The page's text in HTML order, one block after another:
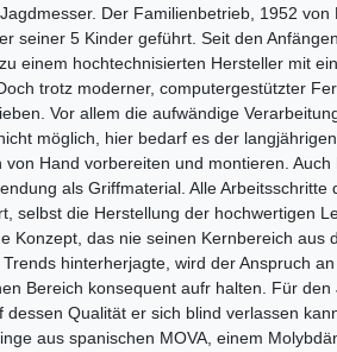
Der Familienbetrieb, 1952
seiner 5 Kinder geführt. Seit den
einem hochtechnisierten Hersteller mit
trotz moderner, computergestützter
Vor allem die aufwändige
möglich, hier bedarf es der
von Hand vorbereiten und montieren.
als Griffmaterial. Alle
selbst die Herstellung der hochwertigen
Konzept, das nie seinen Kernbereich aus
hinterherjagte, wird der Anspruch
Bereich konsequent aufr halten. Für
dessen Qualität er sich blind verlassen
aus spanischen MOVA, einem